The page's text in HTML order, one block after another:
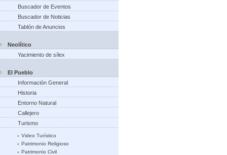
Buscador de Eventos
Buscador de Noticias
Tablón de Anuncios
Neolítico
Yacimiento de sílex
El Pueblo
Información General
Historia
Entorno Natural
Callejero
Turismo
Video Turístico
Patrimonio Religioso
Patrimonio Civil